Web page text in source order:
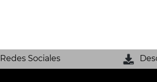
Redes Sociales